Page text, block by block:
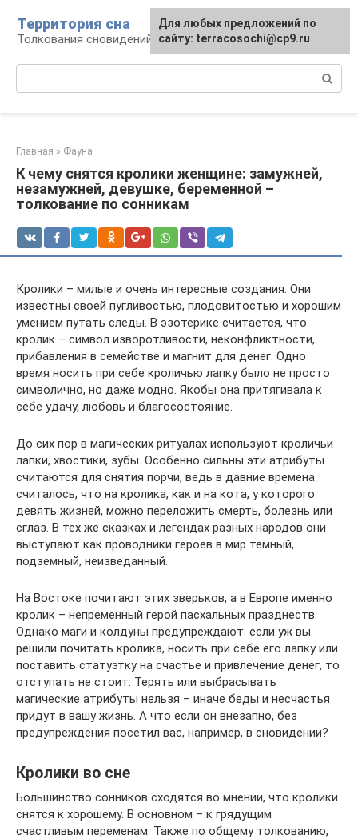
контенту
Территория сна
Толкования сновидений
Главная » Фауна
К чему снятся кролики женщине: замужней,
незамужней, девушке, беременной –
толкование по сонникам
Кролики – милые и очень интересные создания. Они
известны своей пугливостью, плодовитостью и хорошим
умением путать следы. В эзотерике считается, что
кролик – символ изворотливости, неконфликтности,
прибавления в семействе и магнит для денег. Одно
время носить при себе кроличью лапку было не просто
символично, но даже модно. Якобы она притягивала к
себе удачу, любовь и благосостояние.
До сих пор в магических ритуалах используют кроличьи
лапки, хвостики, зубы. Особенно сильны эти атрибуты
считаются для снятия порчи, ведь в давние времена
считалось, что на кролика, как и на кота, у которого
девять жизней, можно переложить смерть, болезнь или
сглаз. В тех же сказках и легендах разных народов они
выступают как проводники героев в мир темный,
подземный, неизведанный.
На Востоке почитают этих зверьков, а в Европе именно
кролик – непременный герой пасхальных празднеств.
Однако маги и колдуны предупреждают: если уж вы
решили почитать кролика, носить при себе его лапку или
поставить статуэтку на счастье и привлечение денег, то
отступать не стоит. Терять или выбрасывать
магические атрибуты нельзя – иначе беды и несчастья
придут в вашу жизнь. А что если он внезапно, без
предупреждения посетил вас, например, в сновидении?
Кролики во сне
Большинство сонников сходятся во мнении, что кролики
снятся к хорошему. В основном – к грядущим
счастливым переменам. Также по общему толкованию,
Для любых предложений по
сайту: terracosochi@cp9.ru